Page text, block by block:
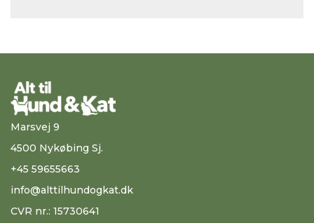
Marsvej 9
4500 Nykøbing Sj.
+45 59655663
info@alttilhundogkat.dk
CVR nr.: 15730641